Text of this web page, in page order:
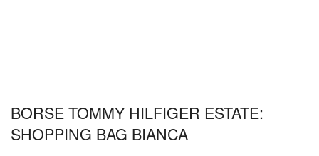
BORSE TOMMY HILFIGER ESTATE:
SHOPPING BAG BIANCA